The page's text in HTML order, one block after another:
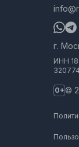
г.
ИНН
0+©